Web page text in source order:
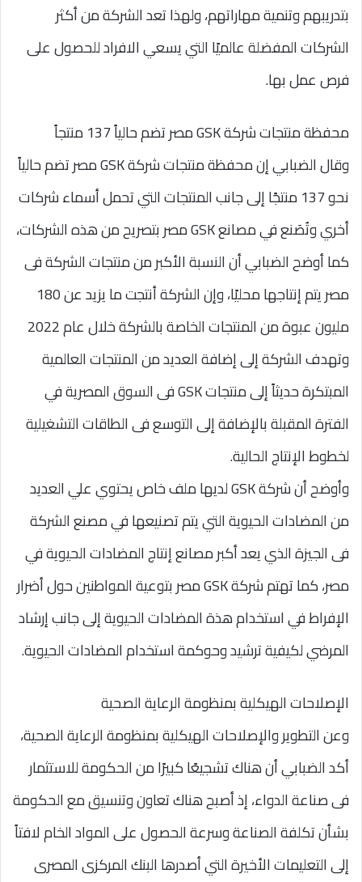
بتدريبهم وتنمية مهاراتهم، ولهذا تعد الشركة من أكثر
الشركات المفضلة عالميًا التي يسعي الافراد للحصول على
فرص عمل بها.
محفظة منتجات شركة GSK مصر تضم حالياً 137 منتجاً
وقال الضبابي إن محفظة منتجات شركة GSK مصر تضم حالياً
نحو 137 منتجًا إلى جانب المنتجات التي تحمل أسماء شركات
أخري وتُصَنع في مصانع GSK مصر بتصريح من هذه الشركات،
كما أوضح الضبابي أن النسبة الأكبر من منتجات الشركة فى
مصر يتم إنتاجها محليًا، وإن الشركة أنتجت ما يزيد عن 180
مليون عبوة من المنتجات الخاصة بالشركة خلال عام 2022
وتهدف الشركة إلى إضافة العديد من المنتجات العالمية
المبتكرة حديثاً إلى منتجات GSK فى السوق المصرية في
الفترة المقبلة بالإضافة إلى التوسع فى الطاقات التشغيلية
لخطوط الإنتاج الحالية.
وأوضح أن شركة GSK لديها ملف خاص يحتوي علي العديد
من المضادات الحيوية التي يتم تصنيعها في مصنع الشركة
فى الجيزة الذي يعد أكبر مصانع إنتاج المضادات الحيوية في
مصر، كما تهتم شركة GSK مصر بتوعية المواطنين حول أضرار
الإفراط في استخدام هذة المضادات الحيوية إلى جانب إرشاد
المرضي لكيفية ترشيد وحوكمة استخدام المضادات الحيوية.
الإصلاحات الهيكلية بمنظومة الرعاية الصحية
وعن التطوير والإصلاحات الهيكلية بمنظومة الرعاية الصحية،
أكد الضبابي أن هناك تشجيعًا كبيرًا من الحكومة للاستثمار
فى صناعة الدواء، إذ أصبح هناك تعاون وتنسيق مع الحكومة
بشأن تكلفة الصناعة وسرعة الحصول على المواد الخام لافتاً
إلى التعليمات الأخيرة التي أصدرها البنك المركزى المصرى